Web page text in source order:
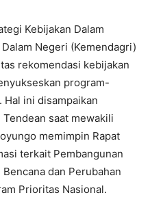
Kebijakan Dalam
Negeri (Kemendagri)
rekomendasi kebijakan
program-
ini disampaikan
Tendean saat mewakili
memimpin Rapat
terkait Pembangunan
dan Perubahan
Prioritas Nasional.